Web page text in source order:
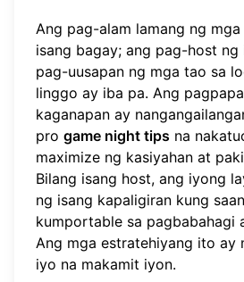
Ang pag-alam lamang ng
isang bagay; ang pag-host ng
pag-uusapan ng mga tao sa
linggo ay iba pa. Ang
kaganapan ay
pro game night tips na
maximize ng kasiyahan at
Bilang isang host, ang iyong
ng isang kapaligiran kung
kumportable sa pagbabahagi
Ang mga estratehiyang ito ay
iyo na makamit iyon.